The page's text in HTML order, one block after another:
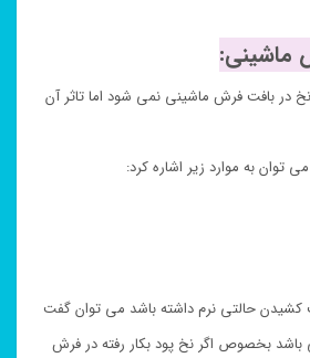
ماشینی:
در بافت فرش ماشینی نمی شود اما تاثر آن
به موارد زیر اشاره کرد:
حالتی نرم داشته باشد می توان گفت
بخصوص اگر نخ پود بکار رفته در فرش